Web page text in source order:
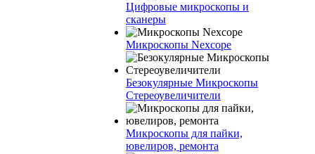
Цифровые микроскопы и
сканеры
Микроскопы Nexcope
Безокулярные Микроскопы
Стереоувеличители
Микроскопы для пайки,
ювелиров, ремонта